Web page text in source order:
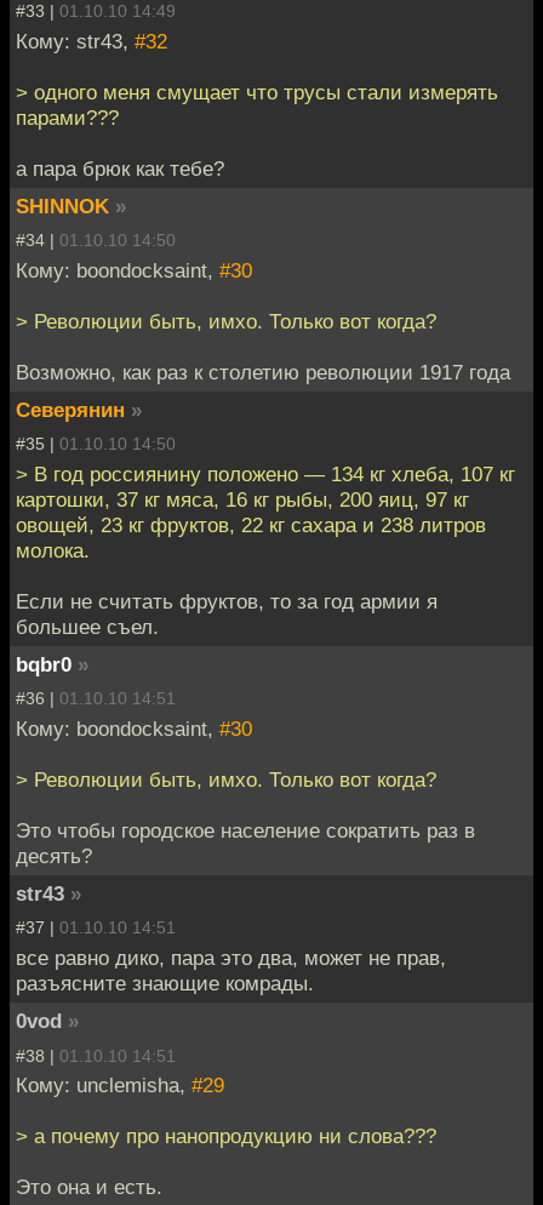
#33 | 01.10.10 14:49
Кому: str43, #32
> одного меня смущает что трусы стали измерять
парами???
а пара брюк как тебе?
SHINNOK »
#34 | 01.10.10 14:50
Кому: boondocksaint, #30
> Революции быть, имхо. Только вот когда?
Возможно, как раз к столетию революции 1917 года
Северянин »
#35 | 01.10.10 14:50
> В год россиянину положено — 134 кг хлеба, 107 кг
картошки, 37 кг мяса, 16 кг рыбы, 200 яиц, 97 кг
овощей, 23 кг фруктов, 22 кг сахара и 238 литров
молока.
Если не считать фруктов, то за год армии я
большее съел.
bqbr0 »
#36 | 01.10.10 14:51
Кому: boondocksaint, #30
> Революции быть, имхо. Только вот когда?
Это чтобы городское население сократить раз в
десять?
str43 »
#37 | 01.10.10 14:51
все равно дико, пара это два, может не прав,
разъясните знающие комрады.
0vod »
#38 | 01.10.10 14:51
Кому: unclemisha, #29
> а почему про нанопродукцию ни слова???
Это она и есть.